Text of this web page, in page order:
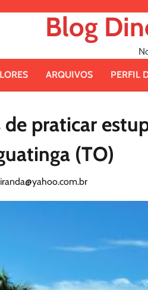
Blog
ARQUIVOS PERFIL
praticar
(TO)